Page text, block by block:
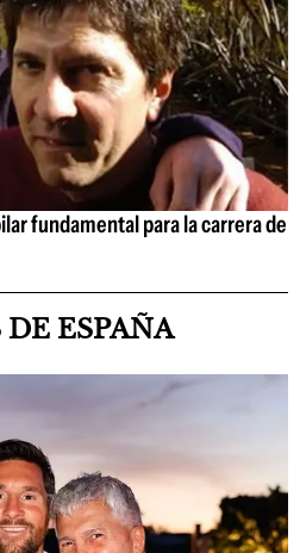
fundamental para la carrera de
ESPAÑA